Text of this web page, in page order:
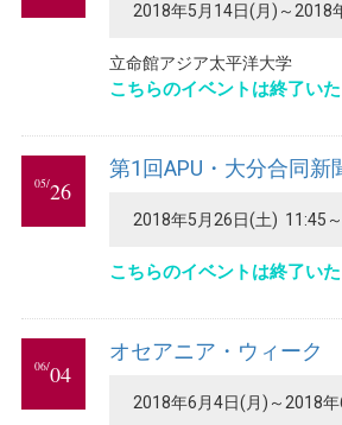
2018年5月14日(月)～2018
立命館アジア太平洋大学
こちらのイベントは終了いた
05/26
第1回APU・大分合同新
2018年5月26日(土) 11:45
こちらのイベントは終了いた
06/04
オセアニア・ウィーク
2018年6月4日(月)～2018